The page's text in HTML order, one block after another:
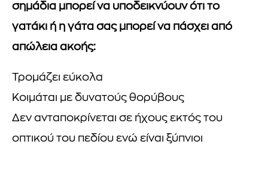
σημάδια μπορεί να υποδεικνύουν ότι το
γατάκι ή η γάτα σας μπορεί να πάσχει από
απώλεια ακοής:
Τρομάζει εύκολα
Κοιμάται με δυνατούς θορύβους
Δεν ανταποκρίνεται σε ήχους εκτός του
οπτικού του πεδίου ενώ είναι ξύπνιοι